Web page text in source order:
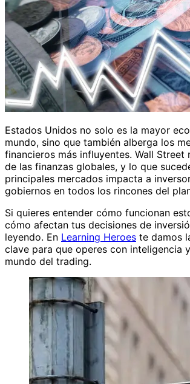
Estados Unidos no solo es la mayor
mundo, sino que también alberga los
financieros más influyentes. Wall Street
de las finanzas globales, y lo que
principales mercados impacta a
gobiernos en todos los rincones del
Si quieres entender cómo funcionan
cómo afectan tus decisiones de
leyendo. En Learning Heroes te damos
clave para que operes con inteligencia
mundo del trading.